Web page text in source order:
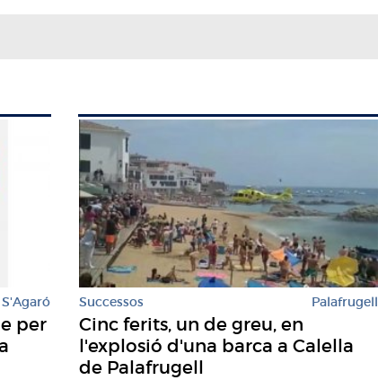
per
Successos Palafrugell
Cinc ferits, un de greu, en
l'explosió d'una barca a Calella
de Palafrugell